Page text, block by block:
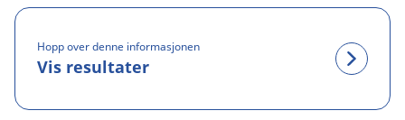
Hopp over denne informasjonen
Vis resultater